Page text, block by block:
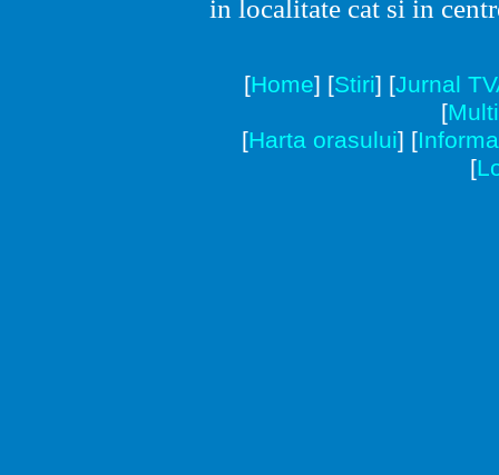
in localitate cat si in
[Home] [Stiri] [Jurnal
[
[Harta orasului] [
[